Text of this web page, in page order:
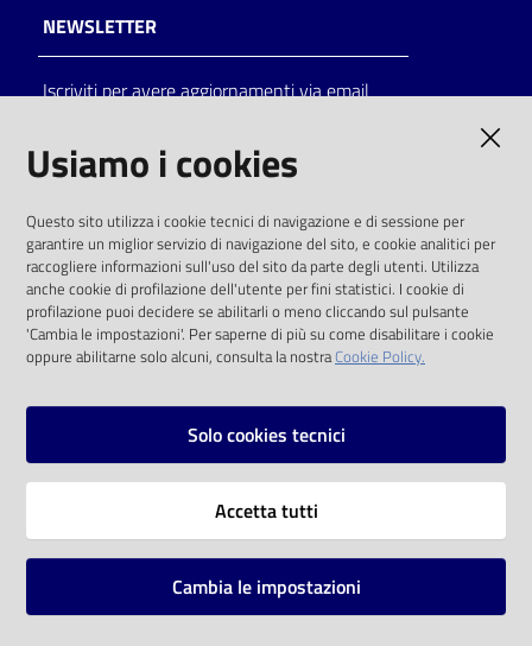
Catalogo
on line
Eventi
Chiedi al
bibliotecario
NEWSLETTER
Iscriviti per avere aggiornamenti via email
solo alle condizioni previste dalla direttiva
comunitaria 2003/98/CE e dal d.lgs. 36/2006
SOCIAL
Instagram
Vai alla pagina
Mappa del sito
Usiamo i cookies
Questo sito utilizza i cookie tecnici di navigazione e di sessione per
garantire un miglior servizio di navigazione del sito, e cookie analitici per
raccogliere informazioni sull'uso del sito da parte degli utenti. Utilizza
anche cookie di profilazione dell'utente per fini statistici. I cookie di
profilazione puoi decidere se abilitarli o meno cliccando sul pulsante
'Cambia le impostazioni'. Per saperne di più su come disabilitare i cookie
oppure abilitarne solo alcuni, consulta la nostraCookie Policy.
Solo cookies tecnici
Accetta tutti
Cambia le impostazioni